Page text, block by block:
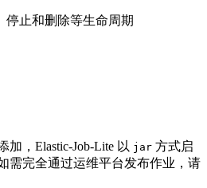
停止和删除等生命周期
，Elastic-Job-Lite 以 jar 方式启
需完全通过运维平台发布作业，请